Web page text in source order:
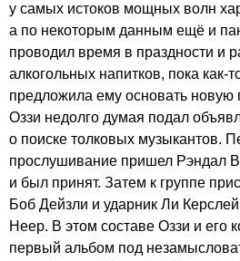
у самых истоков мощных волн
а по некоторым данным ещё и
проводил время в праздности и
алкогольных напитков, пока
предложила ему основать новую
Оззи недолго думая подал
о поиске толковых музыкантов.
прослушивание пришел Рэндал
и был принят. Затем к группе
Боб Дейзли и ударник Ли
Heep. В этом составе Оззи и его
первый альбом под